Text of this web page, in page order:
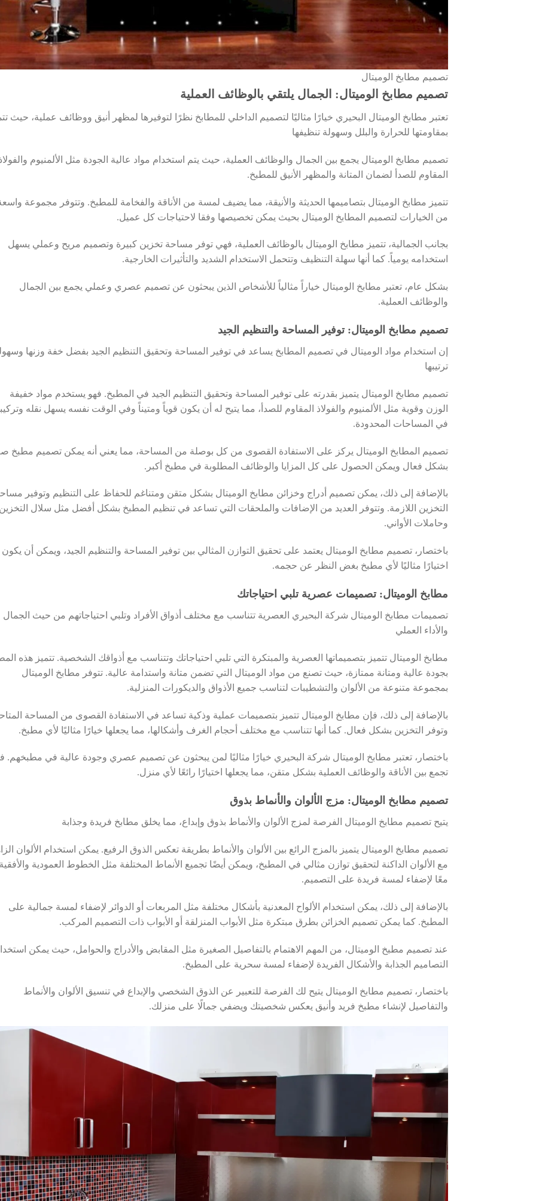
تصميم مطابخ الوميتال
تصميم مطابخ الوميتال: الجمال يلتقي بالوظائف العملية
تعتبر مطابخ الوميتال البحيري خيارًا مثاليًا لتصميم الداخلي للمطابخ نظرًا لتوفيرها لمظهر أنيق ووظائف عملية، حيث
بمقاومتها للحرارة والبلل وسهولة تنظيفها
تصميم مطابخ الوميتال يجمع بين الجمال والوظائف العملية، حيث يتم استخدام مواد عالية الجودة مثل الألمنيوم
المقاوم للصدأ لضمان المتانة والمظهر الأنيق للمطبخ.
تتميز مطابخ الوميتال بتصاميمها الحديثة والأنيقة، مما يضيف لمسة من الأناقة والفخامة للمطبخ. وتتوفر مجموعة
من الخيارات لتصميم المطابخ الوميتال بحيث يمكن تخصيصها وفقا لاحتياجات كل عميل.
بجانب الجمالية، تتميز مطابخ الوميتال بالوظائف العملية، فهي توفر مساحة تخزين كبيرة وتصميم مريح وعملي يسهل
استخدامه يومياً. كما أنها سهلة التنظيف وتتحمل الاستخدام الشديد والتأثيرات الخارجية.
بشكل عام، تعتبر مطابخ الوميتال خياراً مثالياً للأشخاص الذين يبحثون عن تصميم عصري وعملي يجمع بين الجمال
والوظائف العملية.
تصميم مطابخ الوميتال: توفير المساحة والتنظيم الجيد
إن استخدام مواد الوميتال في تصميم المطابخ يساعد في توفير المساحة وتحقيق التنظيم الجيد بفضل خفة وزنها
ترتيبها
تصميم مطابخ الوميتال يتميز بقدرته على توفير المساحة وتحقيق التنظيم الجيد في المطبخ. فهو يستخدم مواد خفيفة
الوزن وقوية مثل الألمنيوم والفولاذ المقاوم للصدأ، مما يتيح له أن يكون قوياً ومتيناً وفي الوقت نفسه يسهل نقله
في المساحات المحدودة.
تصميم المطابخ الوميتال يركز على الاستفادة القصوى من كل بوصلة من المساحة، مما يعني أنه يمكن تصميم مطبخ
بشكل فعال ويمكن الحصول على كل المزايا والوظائف المطلوبة في مطبخ أكبر.
بالإضافة إلى ذلك، يمكن تصميم أدراج وخزائن مطابخ الوميتال بشكل متقن ومتناغم للحفاظ على التنظيم وتوفير
التخزين اللازمة. وتتوفر العديد من الإضافات والملحقات التي تساعد في تنظيم المطبخ بشكل أفضل مثل سلال
وحاملات الأواني.
باختصار، تصميم مطابخ الوميتال يعتمد على تحقيق التوازن المثالي بين توفير المساحة والتنظيم الجيد، ويمكن أن يكون
اختيارًا مثاليًا لأي مطبخ بغض النظر عن حجمه.
مطابخ الوميتال: تصميمات عصرية تلبي احتياجاتك
تصميمات مطابخ الوميتال شركة البحيري العصرية تتناسب مع مختلف أذواق الأفراد وتلبي احتياجاتهم من حيث الجمال
والأداء العملي
مطابخ الوميتال تتميز بتصميماتها العصرية والمبتكرة التي تلبي احتياجاتك وتتناسب مع أذواقك الشخصية. تتميز هذه
بجودة عالية ومتانة ممتازة، حيث تصنع من مواد الوميتال التي تضمن متانة واستدامة عالية. تتوفر مطابخ الوميتال
بمجموعة متنوعة من الألوان والتشطيبات لتناسب جميع الأذواق والديكورات المنزلية.
بالإضافة إلى ذلك، فإن مطابخ الوميتال تتميز بتصميمات عملية وذكية تساعد في الاستفادة القصوى من المساحة
وتوفر التخزين بشكل فعال. كما أنها تتناسب مع مختلف أحجام الغرف وأشكالها، مما يجعلها خيارًا مثاليًا لأي مطبخ.
باختصار، تعتبر مطابخ الوميتال شركة البحيري خيارًا مثاليًا لمن يبحثون عن تصميم عصري وجودة عالية في مطبخهم.
تجمع بين الأناقة والوظائف العملية بشكل متقن، مما يجعلها اختيارًا رائعًا لأي منزل.
تصميم مطابخ الوميتال: مزج الألوان والأنماط بذوق
يتيح تصميم مطابخ الوميتال الفرصة لمزج الألوان والأنماط بذوق وإبداع، مما يخلق مطابخ فريدة وجذابة
تصميم مطابخ الوميتال يتميز بالمزج الرائع بين الألوان والأنماط بطريقة تعكس الذوق الرفيع. يمكن استخدام الألوان
مع الألوان الداكنة لتحقيق توازن مثالي في المطبخ، ويمكن أيضًا تجميع الأنماط المختلفة مثل الخطوط العمودية
معًا لإضفاء لمسة فريدة على التصميم.
بالإضافة إلى ذلك، يمكن استخدام الألواح المعدنية بأشكال مختلفة مثل المربعات أو الدوائر لإضفاء لمسة جمالية على
المطبخ. كما يمكن تصميم الخزائن بطرق مبتكرة مثل الأبواب المنزلقة أو الأبواب ذات التصميم المركب.
عند تصميم مطبخ الوميتال، من المهم الاهتمام بالتفاصيل الصغيرة مثل المقابض والأدراج والحوامل، حيث يمكن
التصاميم الجذابة والأشكال الفريدة لإضفاء لمسة سحرية على المطبخ.
باختصار، تصميم مطابخ الوميتال يتيح لك الفرصة للتعبير عن الذوق الشخصي والإبداع في تنسيق الألوان والأنماط
والتفاصيل لإنشاء مطبخ فريد وأنيق يعكس شخصيتك ويضفي جمالًا على منزلك.